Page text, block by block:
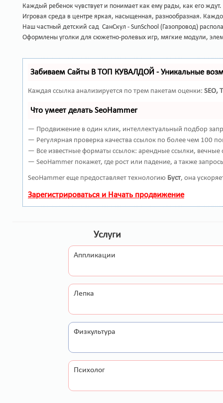
Каждый ребенок чувствует и понимает как ему рады, как его
Игровая среда в центре яркая, насыщенная, разнообразная.
Наш частный детский сад СанСкул - SunSchool (Газопровод)
Оформлены уголки для сюжетно-ролевых игр, мягкие модули,
Забиваем Сайты В ТОП КУВАЛДОЙ - Уникальные
Каждая ссылка анализируется по трем пакетам оценки: SEO,
Что умеет делать SeoHammer
— Продвижение в один клик, интеллектуальный подбор
— Регулярная проверка качества ссылок по более чем 100
— Все известные форматы ссылок: арендные ссылки,
— SeoHammer покажет, где рост или падение, а также
SeoHammer еще предоставляет технологию Буст, она
Зарегистрироваться и Начать продвижение
Услуги
Аппликации
Лепка
Физкультура
Психолог